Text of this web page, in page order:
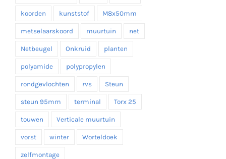
koorden kunststof M8x50mm
metselaarskoord muurtuin net
Netbeugel Onkruid planten
polyamide polypropylen
rondgevlochten rvs Steun
steun 95mm terminal Torx 25
touwen Verticale muurtuin
vorst winter Worteldoek
zelfmontage